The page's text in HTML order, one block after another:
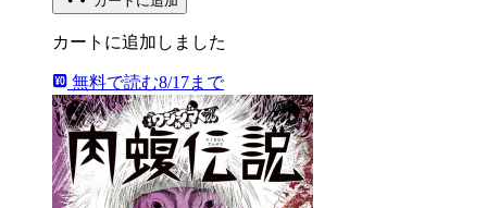
カートに追加しました
無料で読む8/17まで